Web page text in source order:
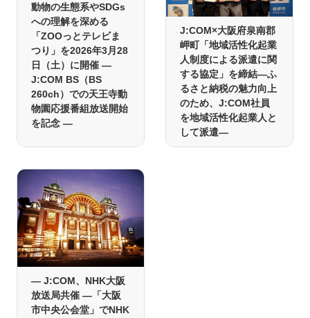
動物の生態系やSDGs
への理解を深める
「ZOOっとテレビま
つり」を2026年3月28
日（土）に開催 ―
J:COM BS（BS
260ch）での天王寺動
物園応援番組放送開始
を記念 ―
J:COM×大阪府泉南郡
岬町「地域活性化起業
人制度による派遣に関
する協定」を締結―ふ
るさと納税の魅力向上
のため、J:COM社員
を地域活性化起業人と
して派遣―
― J:COM、NHK大阪
放送局共催 ―「大阪
市中央公会堂」でNHK